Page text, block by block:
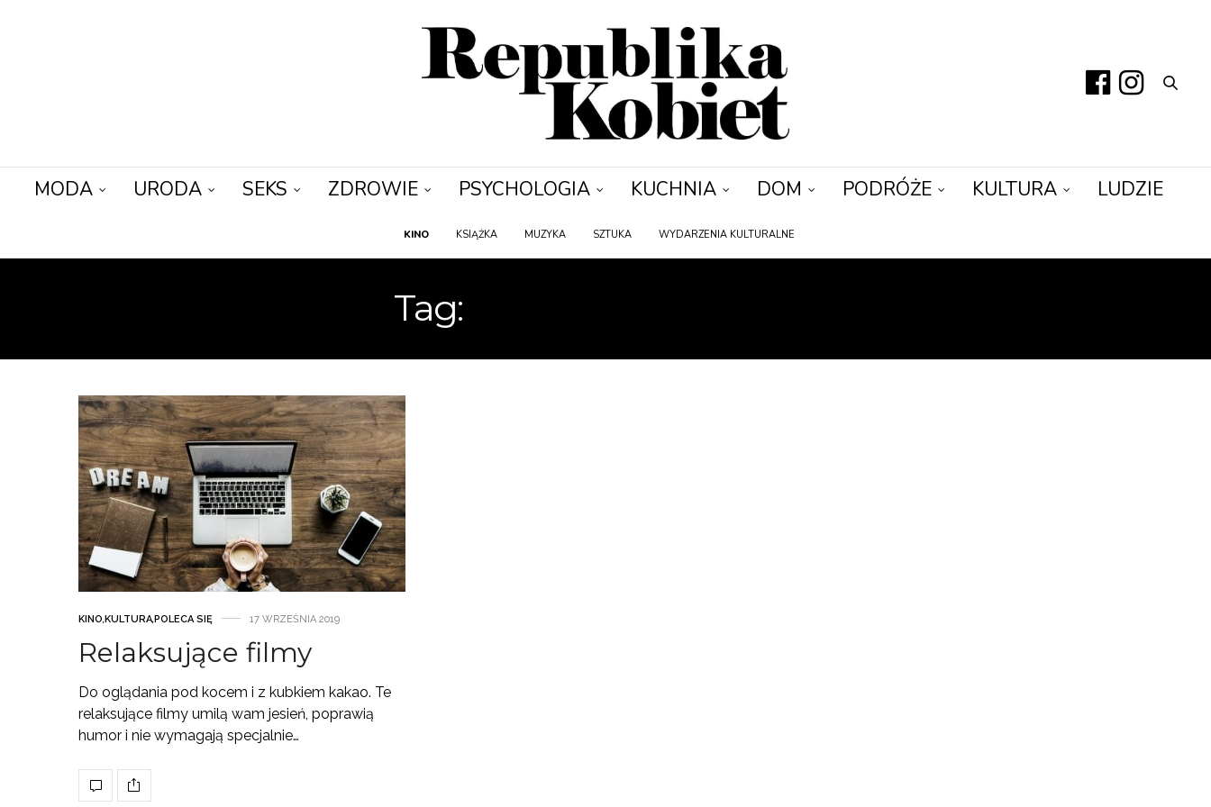
MODA URODA SEKS ZDROWIE PSYCHOLOGIA KUCHNIA DOM PODRÓŻE KULTURA LUDZIE
KINO KSIĄŻKA MUZYKA SZTUKA WYDARZENIA KULTURALNE
Tag:
KINO,KULTURA,POLECA SIĘ 17 WRZEŚNIA 2019
Relaksujące filmy
Do oglądania pod kocem i z kubkiem kakao. Te
relaksujące filmy umilą wam jesień, poprawią
humor i nie wymagają specjalnie…